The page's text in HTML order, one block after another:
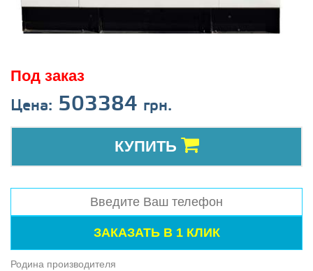
Под заказ
Цена: 503384 грн.
КУПИТЬ
Родина производителя